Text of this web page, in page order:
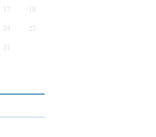
17
24 25
31